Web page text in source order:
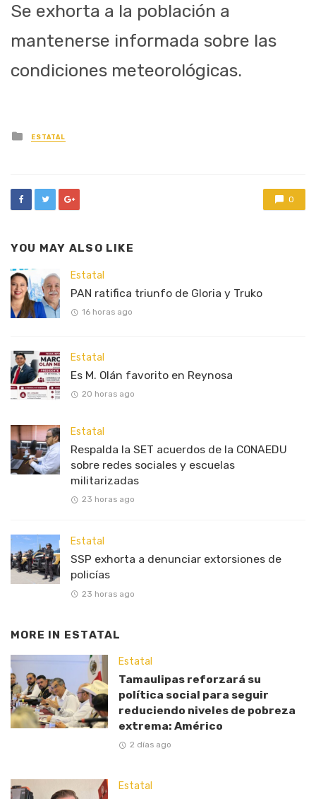
Se exhorta a la población a
mantenerse informada sobre las
condiciones meteorológicas.
Posted
in
ESTATAL
0
YOU MAY ALSO LIKE
Estatal
PAN ratifica triunfo de Gloria y Truko
16 horas ago
Estatal
Es M. Olán favorito en Reynosa
20 horas ago
Estatal
Respalda la SET acuerdos de la CONAEDU
sobre redes sociales y escuelas
militarizadas
23 horas ago
Estatal
SSP exhorta a denunciar extorsiones de
policías
23 horas ago
MORE IN ESTATAL
Estatal
Tamaulipas reforzará su
política social para seguir
reduciendo niveles de pobreza
extrema: Américo
2 días ago
Estatal